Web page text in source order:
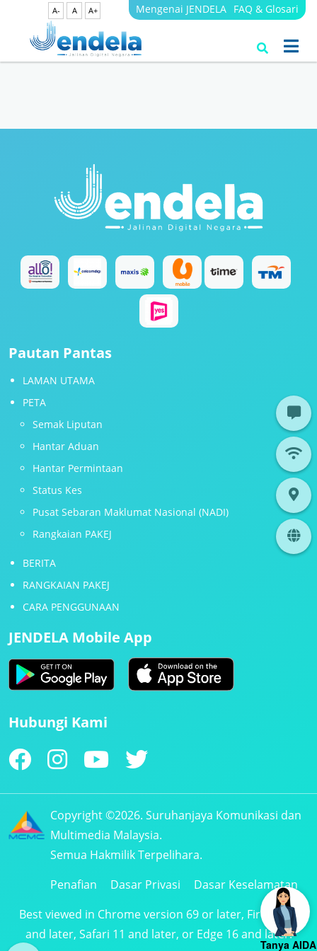
A- A A+ Mengenai JENDELA FAQ & Glosari
Search Results
Pautan Pantas
LAMAN UTAMA
PETA
Semak Liputan
Hantar Aduan
Hantar Permintaan
Status Kes
Pusat Sebaran Maklumat Nasional (NADI)
Rangkaian PAKEJ
BERITA
RANGKAIAN PAKEJ
CARA PENGGUNAAN
JENDELA Mobile App
Hubungi Kami
Copyright ©2026. Suruhanjaya Komunikasi dan
Multimedia Malaysia.
Semua Hakmilik Terpelihara.
Penafian
Dasar Privasi
Dasar Keselamatan
Best viewed in Chrome version 69 or later, Firefox 61
and later, Safari 11 and later, or Edge 16 and later.